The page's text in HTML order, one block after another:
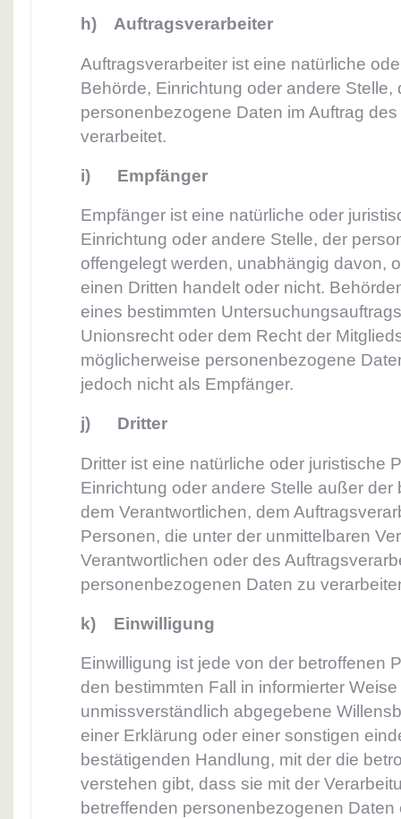
h) Auftragsverarbeiter
Auftragsverarbeiter ist eine natürliche
Behörde, Einrichtung oder andere Stelle,
personenbezogene Daten im Auftrag
verarbeitet.
i) Empfänger
Empfänger ist eine natürliche oder
Einrichtung oder andere Stelle, der
offengelegt werden, unabhängig davon,
einen Dritten handelt oder nicht.
eines bestimmten
Unionsrecht oder dem Recht der
möglicherweise personenbezogene
jedoch nicht als Empfänger.
j) Dritter
Dritter ist eine natürliche oder juristische
Einrichtung oder andere Stelle außer der
dem Verantwortlichen, dem
Personen, die unter der unmittelbaren
Verantwortlichen oder des
personenbezogenen Daten zu
k) Einwilligung
Einwilligung ist jede von der betroffenen
den bestimmten Fall in informierter
unmissverständlich abgegebene
einer Erklärung oder einer sonstigen
bestätigenden Handlung, mit der die
verstehen gibt, dass sie mit der
betreffenden personenbezogenen Daten